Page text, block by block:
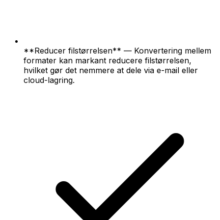
**Reducer filstørrelsen** — Konvertering mellem
formater kan markant reducere filstørrelsen,
hvilket gør det nemmere at dele via e-mail eller
cloud-lagring.